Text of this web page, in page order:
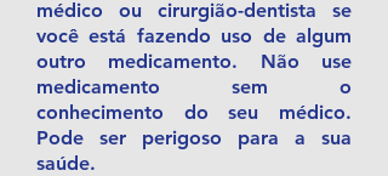
médico ou cirurgião-dentista se
você está fazendo uso de algum
outro medicamento. Não use
medicamento sem o
conhecimento do seu médico.
Pode ser perigoso para a sua
saúde.